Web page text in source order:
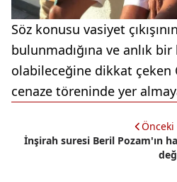
Söz konusu vasiyet
bulunmadığına ve anlık bir
olabileceğine dikkat çeken
cenaze töreninde yer
Önceki
İnşirah suresi Beril Pozam'ın